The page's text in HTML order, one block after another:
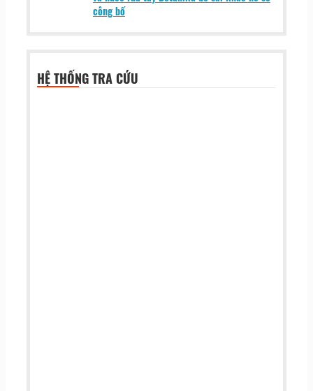
công bố
HỆ THỐNG TRA CỨU